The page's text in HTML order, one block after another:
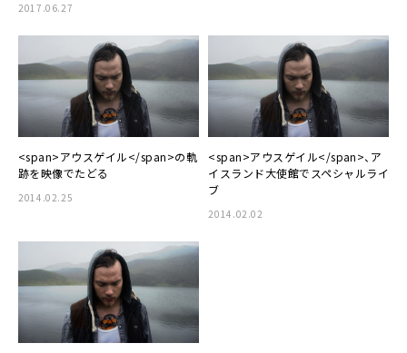
2017.06.27
<span>アウスゲイル</span>の軌
跡を映像でたどる
2014.02.25
<span>アウスゲイル</span>、ア
イスランド大使館でスペシャルライ
ブ
2014.02.02